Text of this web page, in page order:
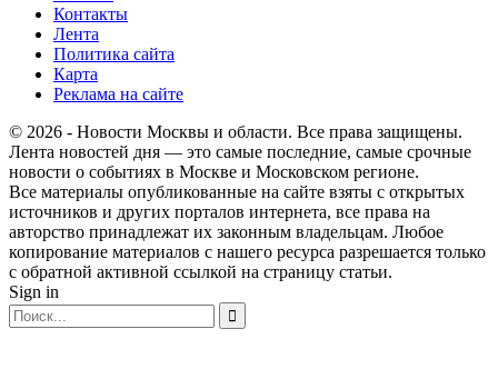
Контакты
Лента
Политика сайта
Карта
Реклама на сайте
© 2026 - Новости Москвы и области. Все права защищены.
Лента новостей дня — это самые последние, самые срочные
новости о событиях в Москве и Московском регионе.
Все материалы опубликованные на сайте взяты с открытых
источников и других порталов интернета, все права на
авторство принадлежат их законным владельцам. Любое
копирование материалов с нашего ресурса разрешается только
с обратной активной ссылкой на страницу статьи.
Sign in